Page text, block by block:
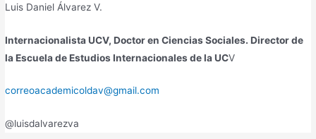
Luis Daniel Álvarez V.
Internacionalista UCV, Doctor en Ciencias Sociales. Director de
la Escuela de Estudios Internacionales de la UCV
correoacademicoldav@gmail.com
@luisdalvarezva